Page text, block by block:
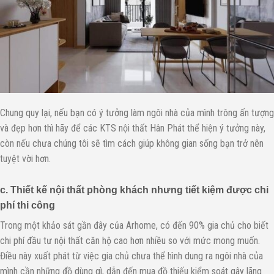
Chung quy lại, nếu bạn có ý tưởng làm ngôi nhà của mình trông ấn tượng
và đẹp hơn thì hãy để các KTS nội thất Hân Phát thể hiện ý tưởng này,
còn nếu chưa chúng tôi sẽ tìm cách giúp không gian sống bạn trở nên
tuyệt vời hơn.
c. Thiết kế nội thất phòng khách nhưng tiết kiệm được chi
phí thi công
Trong một khảo sát gần đây của Arhome, có đến 90% gia chủ cho biết
chi phí đầu tư nội thất căn hộ cao hơn nhiều so với mức mong muốn.
Điều này xuất phát từ việc gia chủ chưa thể hình dung ra ngôi nhà của
mình cần những đồ dùng gì, dẫn đến mua đồ thiếu kiểm soát gây lãng